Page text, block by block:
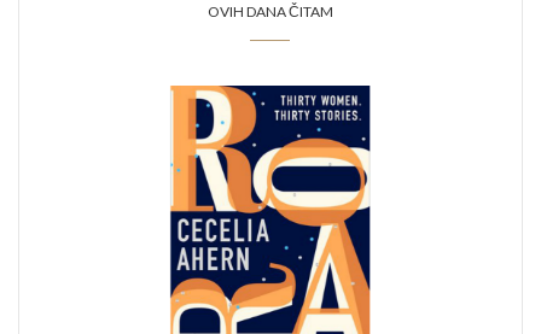
OVIH DANA ČITAM